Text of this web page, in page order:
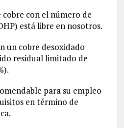
con el número de
está libre en nosotros.
un cobre desoxidado
residual limitado de
para su empleo
en término de